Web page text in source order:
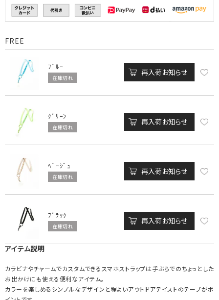
FREE
ﾌﾞﾙｰ
在庫切れ
再入荷お知らせ
ｸﾞﾘｰﾝ
在庫切れ
再入荷お知らせ
ﾍﾞｰｼﾞｭ
在庫切れ
再入荷お知らせ
ﾌﾞﾗｯｸ
在庫切れ
再入荷お知らせ
アイテム説明
カラビナやチャームでカスタムできるスマホストラップは手ぶらでのちょっとした
お出かけにも使える便利なアイテム。
カラーを楽しめるシンプルなデザインと程よいアウトドアテイストのテープがポ